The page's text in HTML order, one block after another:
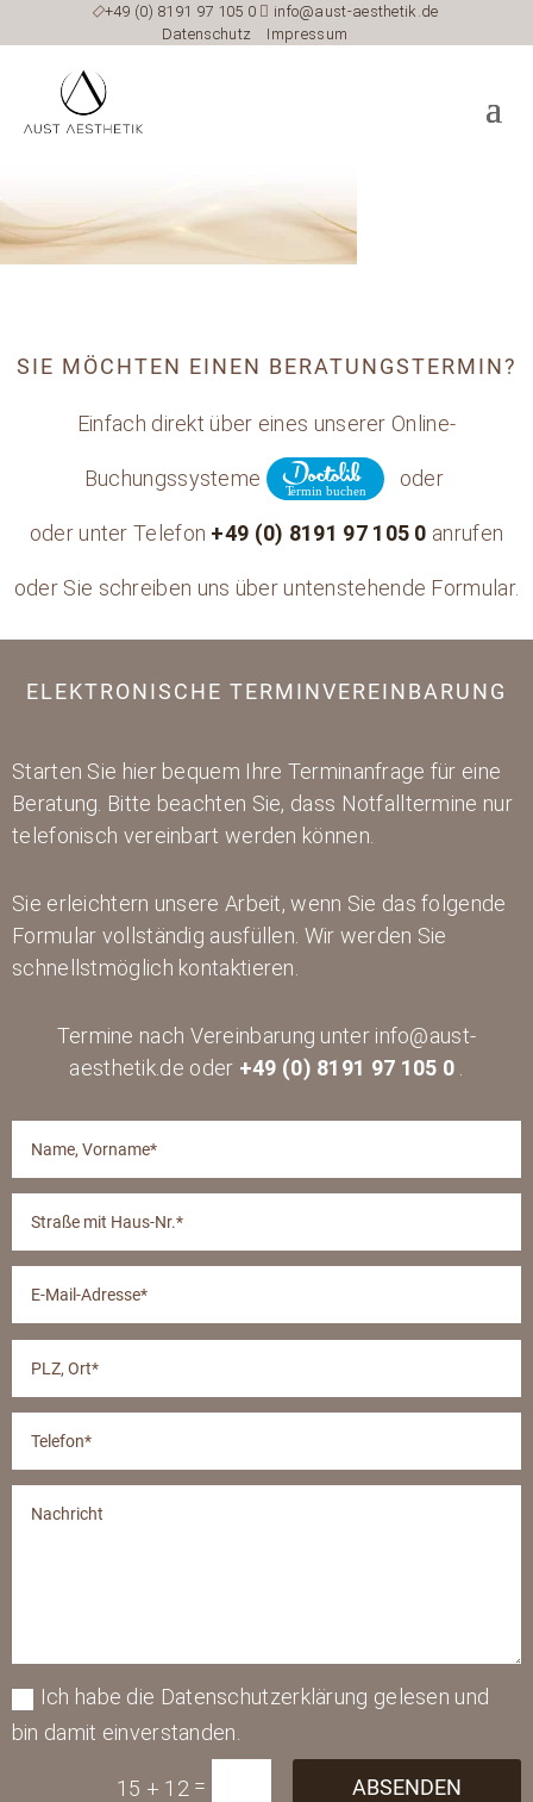
+49 (0) 8191 97 105 0  info@aust-aesthetik.de
Datenschutz
Impressum
SIE MÖCHTEN EINEN BERATUNGSTERMIN?
Einfach direkt über eines unserer Online-
Buchungssysteme oder
oder unter Telefon +49 (0) 8191 97 105 0 anrufen
oder Sie schreiben uns über untenstehende Formular.
ELEKTRONISCHE TERMINVEREINBARUNG
Starten Sie hier bequem Ihre Terminanfrage für eine
Beratung. Bitte beachten Sie, dass Notfalltermine nur
telefonisch vereinbart werden können.
Sie erleichtern unsere Arbeit, wenn Sie das folgende
Formular vollständig ausfüllen. Wir werden Sie
schnellstmöglich kontaktieren.
Termine nach Vereinbarung unter info@aust-
aesthetik.de oder +49 (0) 8191 97 105 0
Ich habe die Datenschutzerklärung gelesen und
bin damit einverstanden.
15 + 12 = ABSENDEN